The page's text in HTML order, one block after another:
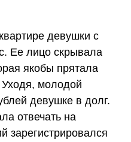
девушки с
Ее лицо скрывала
якобы прятала
молодой
девушке в долг.
отвечать на
зарегистрировался